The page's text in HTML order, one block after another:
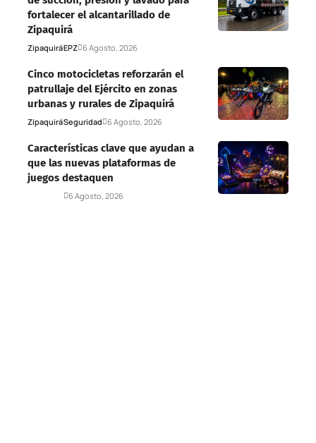
fortalecer el alcantarillado de
Zipaquirá
ZipaquiráEPZ 6 Agosto, 2026
Cinco motocicletas reforzarán el
patrullaje del Ejército en zonas
urbanas y rurales de Zipaquirá
ZipaquiráSeguridad 6 Agosto, 2026
Características clave que ayudan a
que las nuevas plataformas de
juegos destaquen
6 Agosto, 2026